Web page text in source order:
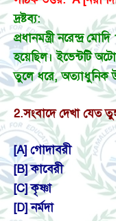
দ্রষ্টব্য:
প্রধানমন্ত্রী নরেন্দ্র
হয়েছিল। ইভেন্টটি
তুলে ধরে, অত্যাধুনিক
2.সংবাদে দেখা যেত
[A] গোদাবরী
[B] কাবেরী
[C] কৃষ্ণা
[D] নর্মদা